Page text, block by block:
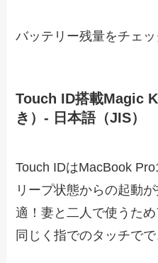
バッテリー残量をチェ
Touch ID搭載Magic
き）- 日本語（JIS）
Touch IDはMacBook
リープ状態からの起動
適！妻と二人で使うた
同じく指でのタッチでで